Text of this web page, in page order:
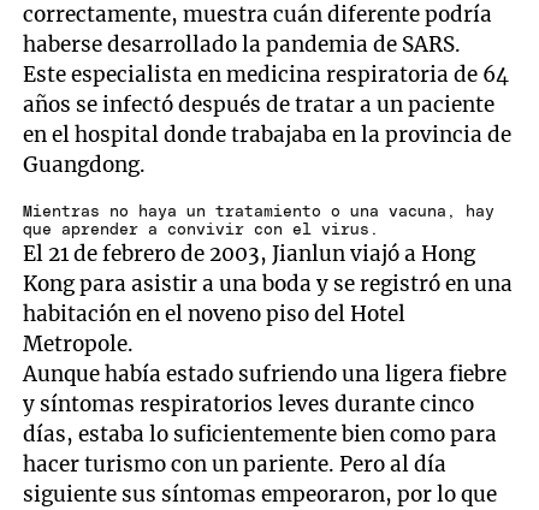
correctamente, muestra cuán diferente podría
haberse desarrollado la pandemia de SARS.
Este especialista en medicina respiratoria de 64
años se infectó después de tratar a un paciente
en el hospital donde trabajaba en la provincia de
Guangdong.
Mientras no haya un tratamiento o una vacuna, hay
que aprender a convivir con el virus.
El 21 de febrero de 2003, Jianlun viajó a Hong
Kong para asistir a una boda y se registró en una
habitación en el noveno piso del Hotel
Metropole.
Aunque había estado sufriendo una ligera fiebre
y síntomas respiratorios leves durante cinco
días, estaba lo suficientemente bien como para
hacer turismo con un pariente. Pero al día
siguiente sus síntomas empeoraron, por lo que